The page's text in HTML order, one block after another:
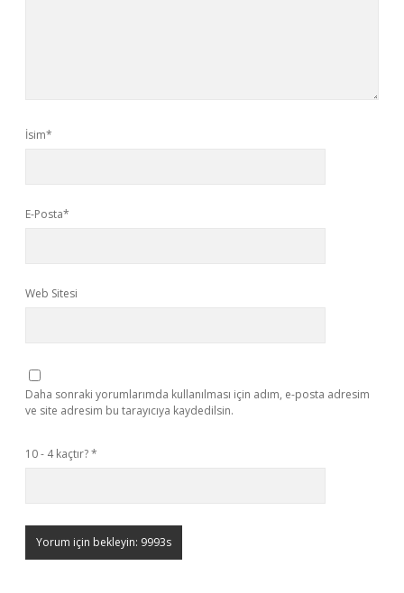
İsim*
E-Posta*
Web Sitesi
Daha sonraki yorumlarımda kullanılması için adım, e-posta adresim
ve site adresim bu tarayıcıya kaydedilsin.
10 - 4 kaçtır?*